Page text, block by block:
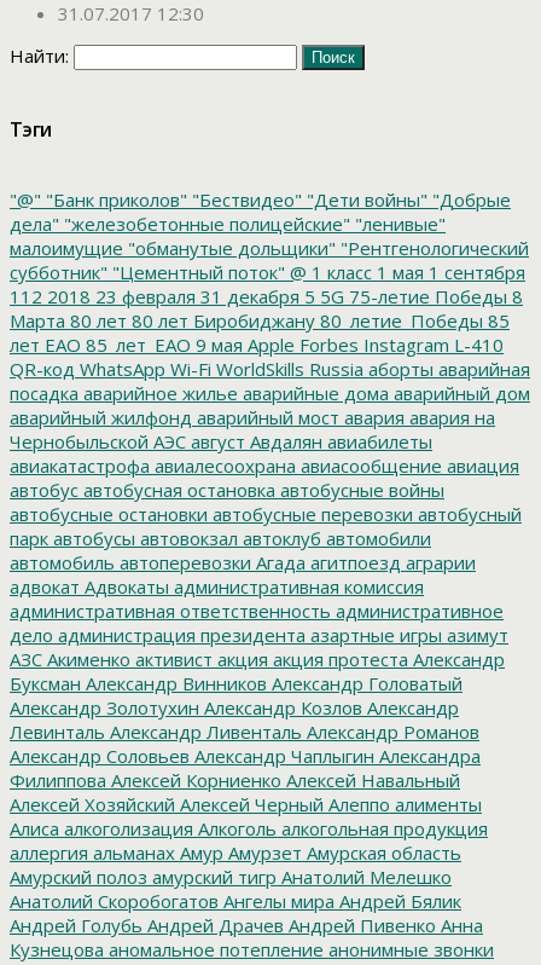
31.07.2017 12:30
Найти:
Тэги
"@" "Банк приколов" "Бествидео" "Дети войны" "Добрые
дела" "железобетонные полицейские" "ленивые"
малоимущие "обманутые дольщики" "Рентгенологический
субботник" "Цементный поток" @ 1 класс 1 мая 1 сентября
112 2018 23 февраля 31 декабря 5 5G 75-летие Победы 8
Марта 80 лет 80 лет Биробиджану 80_летие_Победы 85
лет ЕАО 85_лет_ЕАО 9 мая Apple Forbes Instagram L-410
QR-код WhatsApp Wi-Fi WorldSkills Russia аборты аварийная
посадка аварийное жилье аварийные дома аварийный дом
аварийный жилфонд аварийный мост авария авария на
Чернобыльской АЭС август Авдалян авиабилеты
авиакатастрофа авиалесоохрана авиасообщение авиация
автобус автобусная остановка автобусные войны
автобусные остановки автобусные перевозки автобусный
парк автобусы автовокзал автоклуб автомобили
автомобиль автоперевозки Агада агитпоезд аграрии
адвокат Адвокаты административная комиссия
административная ответственность административное
дело администрация президента азартные игры азимут
АЗС Акименко активист акция акция протеста Александр
Буксман Александр Винников Александр Головатый
Александр Золотухин Александр Козлов Александр
Левинталь Александр Ливенталь Александр Романов
Александр Соловьев Александр Чаплыгин Александра
Филиппова Алексей Корниенко Алексей Навальный
Алексей Хозяйский Алексей Черный Алеппо алименты
Алиса алкоголизация Алкоголь алкогольная продукция
аллергия альманах Амур Амурзет Амурская область
Амурский полоз амурский тигр Анатолий Мелешко
Анатолий Скоробогатов Ангелы мира Андрей Бялик
Андрей Голубь Андрей Драчев Андрей Пивенко Анна
Кузнецова аномальное потепление анонимные звонки